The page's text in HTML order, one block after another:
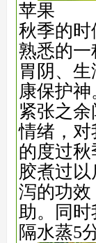
苹果
秋季的
熟悉的
胃阴、
康保护
紧张之
情绪，
的度过
胶煮过
泻的功
助。同
隔水蒸5